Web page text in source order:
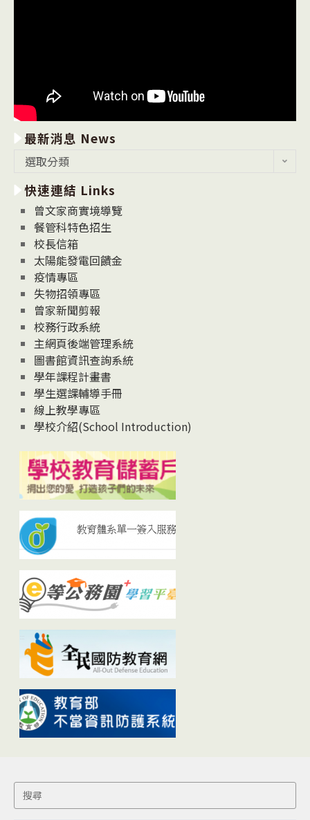
最新消息 News
消
息
News
選取分類
快速連結 Links
曾文家商實境導覽
餐管科特色招生
校長信箱
太陽能發電回饋金
疫情專區
失物招領專區
曾家新聞剪報
校務行政系統
主網頁後端管理系統
圖書館資訊查詢系統
學年課程計畫書
學生選課輔導手冊
線上教學專區
學校介紹(School Introduction)
Search
for: